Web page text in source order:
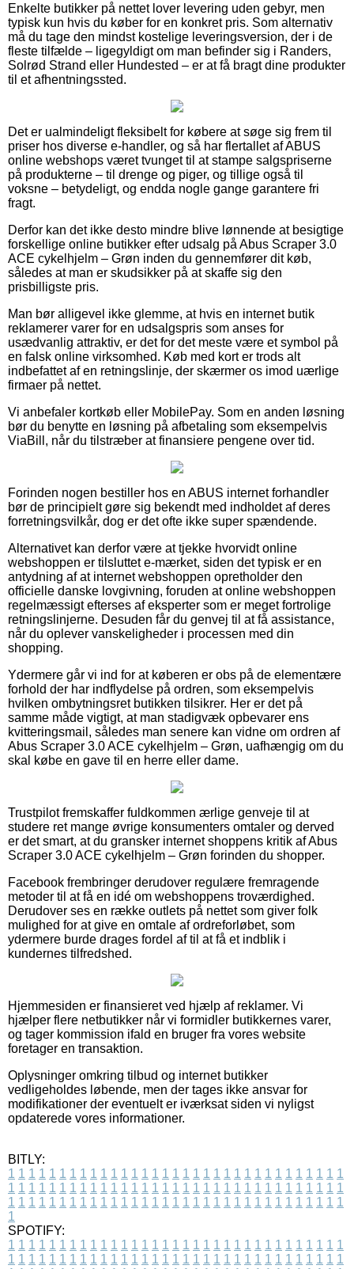
Enkelte butikker på nettet lover levering uden gebyr, men
typisk kun hvis du køber for en konkret pris. Som alternativ
må du tage den mindst kostelige leveringsversion, der i de
fleste tilfælde – ligegyldigt om man befinder sig i Randers,
Solrød Strand eller Hundested – er at få bragt dine produkter
til et afhentningssted.
Det er ualmindeligt fleksibelt for købere at søge sig frem til
priser hos diverse e-handler, og så har flertallet af ABUS
online webshops været tvunget til at stampe salgspriserne
på produkterne – til drenge og piger, og tillige også til
voksne – betydeligt, og endda nogle gange garantere fri
fragt.
Derfor kan det ikke desto mindre blive lønnende at besigtige
forskellige online butikker efter udsalg på Abus Scraper 3.0
ACE cykelhjelm – Grøn inden du gennemfører dit køb,
således at man er skudsikker på at skaffe sig den
prisbilligste pris.
Man bør alligevel ikke glemme, at hvis en internet butik
reklamerer varer for en udsalgspris som anses for
usædvanlig attraktiv, er det for det meste være et symbol på
en falsk online virksomhed. Køb med kort er trods alt
indbefattet af en retningslinje, der skærmer os imod uærlige
firmaer på nettet.
Vi anbefaler kortkøb eller MobilePay. Som en anden løsning
bør du benytte en løsning på afbetaling som eksempelvis
ViaBill, når du tilstræber at finansiere pengene over tid.
Forinden nogen bestiller hos en ABUS internet forhandler
bør de principielt gøre sig bekendt med indholdet af deres
forretningsvilkår, dog er det ofte ikke super spændende.
Alternativet kan derfor være at tjekke hvorvidt online
webshoppen er tilsluttet e-mærket, siden det typisk er en
antydning af at internet webshoppen opretholder den
officielle danske lovgivning, foruden at online webshoppen
regelmæssigt efterses af eksperter som er meget fortrolige
retningslinjerne. Desuden får du genvej til at få assistance,
når du oplever vanskeligheder i processen med din
shopping.
Ydermere går vi ind for at køberen er obs på de elementære
forhold der har indflydelse på ordren, som eksempelvis
hvilken ombytningsret butikken tilsikrer. Her er det på
samme måde vigtigt, at man stadigvæk opbevarer ens
kvitteringsmail, således man senere kan vidne om ordren af
Abus Scraper 3.0 ACE cykelhjelm – Grøn, uafhængig om du
skal købe en gave til en herre eller dame.
Trustpilot fremskaffer fuldkommen ærlige genveje til at
studere ret mange øvrige konsumenters omtaler og derved
er det smart, at du gransker internet shoppens kritik af Abus
Scraper 3.0 ACE cykelhjelm – Grøn forinden du shopper.
Facebook frembringer derudover regulære fremragende
metoder til at få en idé om webshoppens troværdighed.
Derudover ses en række outlets på nettet som giver folk
mulighed for at give en omtale af ordreforløbet, som
ydermere burde drages fordel af til at få et indblik i
kundernes tilfredshed.
Hjemmesiden er finansieret ved hjælp af reklamer. Vi
hjælper flere netbutikker når vi formidler butikkernes varer,
og tager kommission ifald en bruger fra vores website
foretager en transaktion.
Oplysninger omkring tilbud og internet butikker
vedligeholdes løbende, men der tages ikke ansvar for
modifikationer der eventuelt er iværksat siden vi nyligst
opdaterede vores informationer.
BITLY:
1 1 1 1 1 1 1 1 1 1 1 1 1 1 1 1 1 1 1 1 1 1 1 1 1 1 1 1 1 1 1 1 1
1 1 1 1 1 1 1 1 1 1 1 1 1 1 1 1 1 1 1 1 1 1 1 1 1 1 1 1 1 1 1 1 1
1 1 1 1 1 1 1 1 1 1 1 1 1 1 1 1 1 1 1 1 1 1 1 1 1 1 1 1 1 1 1 1 1
1
SPOTIFY:
1 1 1 1 1 1 1 1 1 1 1 1 1 1 1 1 1 1 1 1 1 1 1 1 1 1 1 1 1 1 1 1 1
1 1 1 1 1 1 1 1 1 1 1 1 1 1 1 1 1 1 1 1 1 1 1 1 1 1 1 1 1 1 1 1 1